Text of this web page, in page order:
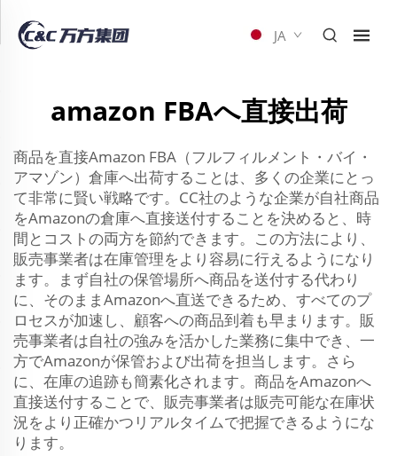
JA
amazon FBAへ直接出荷
商品を直接Amazon FBA（フルフィルメント・バイ・
アマゾン）倉庫へ出荷することは、多くの企業にとっ
て非常に賢い戦略です。CC社のような企業が自社商品
をAmazonの倉庫へ直接送付することを決めると、時
間とコストの両方を節約できます。この方法により、
販売事業者は在庫管理をより容易に行えるようになり
ます。まず自社の保管場所へ商品を送付する代わり
に、そのままAmazonへ直送できるため、すべてのプ
ロセスが加速し、顧客への商品到着も早まります。販
売事業者は自社の強みを活かした業務に集中でき、一
方でAmazonが保管および出荷を担当します。さら
に、在庫の追跡も簡素化されます。商品をAmazonへ
直接送付することで、販売事業者は販売可能な在庫状
況をより正確かつリアルタイムで把握できるようにな
ります。